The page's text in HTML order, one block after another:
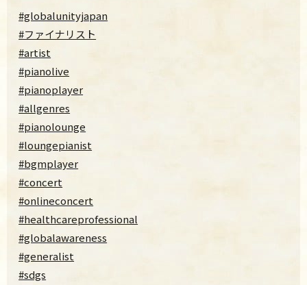
#globalunityjapan
#ファイナリスト
#artist
#pianolive
#pianoplayer
#allgenres
#pianolounge
#loungepianist
#bgmplayer
#concert
#onlineconcert
#healthcareprofessional
#globalawareness
#generalist
#sdgs